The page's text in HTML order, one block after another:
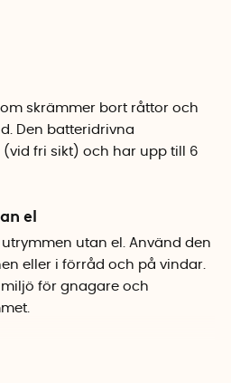
skrämmer bort råttor och
Den batteridrivna
(vid fri sikt) och har upp till 6
el
utan el. Använd den
eller i förråd och på vindar.
för gnagare och